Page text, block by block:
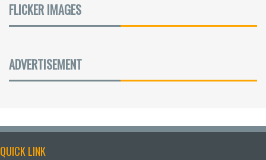
FLICKER IMAGES
ADVERTISEMENT
QUICK LINK